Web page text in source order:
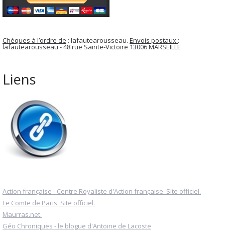
Chèques à l’ordre de : lafautearousseau. Envois postaux :
lafautearousseau - 48 rue Sainte-Victoire 13006 MARSEILLE
Liens
Action française - Centre Royaliste d'Action française. Site officiel.
Le Comte de Paris. Site officiel.
Maurras.net.
Géo Chroniques - le blogue d'Antoine de Lacoste